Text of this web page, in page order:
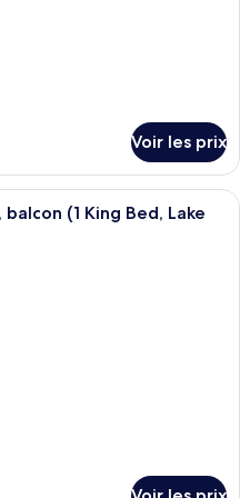
Voir les prix
Un salon moderne doté d’un
(1 King Bed, Lake